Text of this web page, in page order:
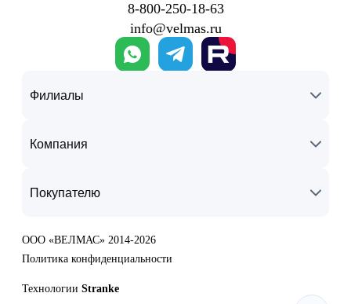
8‑800‑250‑18‑63
info@velmas.ru
Филиалы
Компания
Покупателю
ООО «ВЕЛМАС» 2014-2026
Политика конфиденциальности
Технологии Stranke